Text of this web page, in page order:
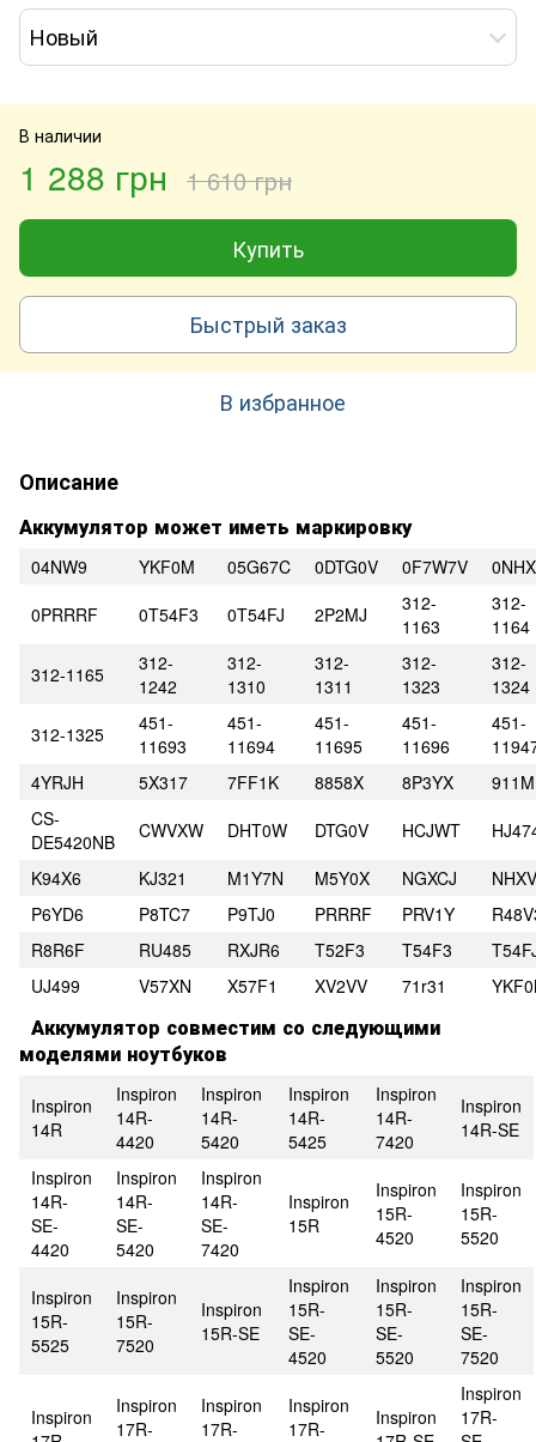
Новый
В наличии
1 288 грн 1 610 грн
Купить
Быстрый заказ
В избранное
Описание
Аккумулятор может иметь маркировку
04NW9 YKF0M 05G67C 0DTG0V 0F7W7V
0PRRRF
0T54F3 0T54FJ 2P2MJ
312-
1163
312-
1164
312-1165
312-
1242
312-
1310
312-
1311
312-
1323
312-
1324
312-1325
451-
11693
451-
11694
451-
11695
451-
11696
451-
4YRJH
5X317 7FF1K 8858X 8P3YX
CS-
DE5420NB
CWVXW DHT0W DTG0V HCJWT
K94X6
KJ321 M1Y7N M5Y0X NGXCJ
P6YD6
P8TC7 P9TJ0 PRRRF PRV1Y
R8R6F
RU485 RXJR6 T52F3 T54F3
UJ499
V57XN X57F1 XV2VV 71r31
Аккумулятор совместим со следующими
моделями ноутбуков
Inspiron
14R
Inspiron
14R-
4420
Inspiron
14R-
5420
Inspiron
14R-
5425
Inspiron
14R-
7420
Inspiron
14R-SE
Inspiron
14R-
SE-
4420
Inspiron
14R-
SE-
5420
Inspiron
14R-
SE-
7420
Inspiron
15R
Inspiron
15R-
4520
Inspiron
15R-
5520
Inspiron
15R-
5525
Inspiron
15R-
7520
Inspiron
15R-SE
Inspiron
15R-
SE-
4520
Inspiron
15R-
SE-
5520
Inspiron
15R-
SE-
7520
Inspiron
Inspiron
17R-
Inspiron
17R-
Inspiron
17R-
Inspiron
Inspiron
17R-